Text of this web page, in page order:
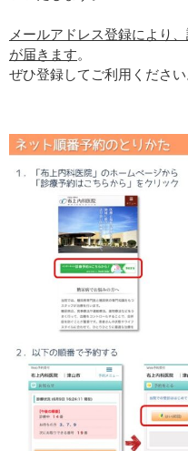
メールアドレス登録により
が届きます。
ぜひ登録してご利用ください